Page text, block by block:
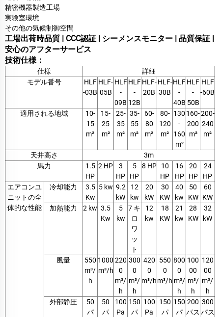
精密機器製造工場
実験室環境
その他の気候制御空間
工場出荷時品質 | CCC認証 | シーメンスモニター | 品質保証 |
安心のアフターサービス
技術仕様：
仕様
詳細
モデル番号
HLF
-03B
HLF-
05B
HLF
-
09B
HLF
-
12B
HLF-
20B
HLF-
30B
HLF
-
40B
HLF
-
50B
HLF
-60B
適用される地域
10-
15
m²
15-
25
m²
25-
35
m²
35-
55
m²
60-
80
m²
80-
120
m²
130
-
160
m²
160-
200
m²
200-
240
m²
天井高さ
3m
馬力
1.5
HP
2 HP
3
HP
5
HP
8 HP
10
HP
16
HP
20
HP
24
HP
エアコンユ
ニットの全
体的な性能
冷却能力
3.5
Kw
5 kw 9.2
kW
12
kw
20
kW
30
KW
40
kw
50
KW
60
KW
加熱能力
2 kw 3.5
Kw
5
kw
7 キ
ロ
ワ
ッ
ト
12
kw
18
KW
21
kw
28
KW
32
kW
風量
550
m³/
h
1000
m³/h
220
0
m³/
h
300
0
m³/
h
420
0
m³/h
550
0
m³/h
800
0
m³/
h
100
00
m³/
h
120
00
m³/
h
外部静圧
50
パ
50
パ
100
Pa
150
パ
100
Pa
150
パ
150
パ
200
パス
300
パス